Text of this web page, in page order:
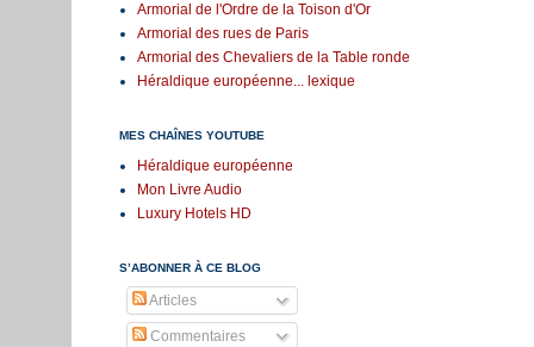
Armorial de l'Ordre de la Toison d'Or
Armorial des rues de Paris
Armorial des Chevaliers de la Table ronde
Héraldique européenne... lexique
MES CHAÎNES YOUTUBE
Héraldique européenne
Mon Livre Audio
Luxury Hotels HD
S’ABONNER À CE BLOG
Articles
Commentaires